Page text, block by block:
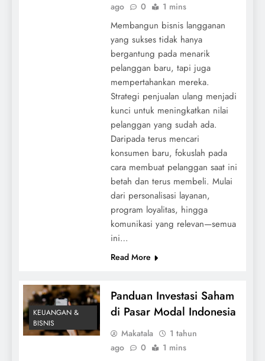
ago 0 1 mins
Membangun bisnis langganan
yang sukses tidak hanya
bergantung pada menarik
pelanggan baru, tapi juga
mempertahankan mereka.
Strategi penjualan ulang menjadi
kunci untuk meningkatkan nilai
pelanggan yang sudah ada.
Daripada terus mencari
konsumen baru, fokuslah pada
cara membuat pelanggan saat ini
betah dan terus membeli. Mulai
dari personalisasi layanan,
program loyalitas, hingga
komunikasi yang relevan—semua
ini…
Read More
KEUANGAN &
BISNIS
Panduan Investasi Saham
di Pasar Modal Indonesia
Makatala
1 tahun
ago
0 1 mins